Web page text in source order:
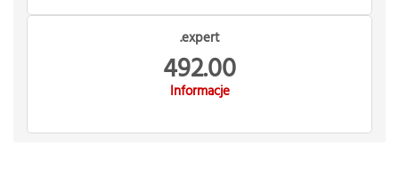
.expert
492.00
Informacje